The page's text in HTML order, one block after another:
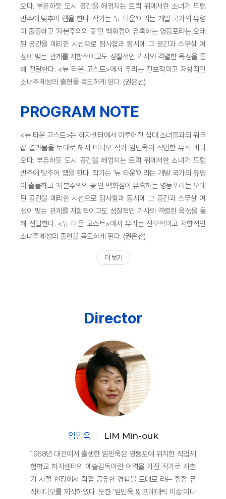
오다. 부유하듯 도시 공간을 헤엄치는 트럭 위에서한 소녀가 드럼
반주에 맞추어 랩을 한다. 작가는 ‘뉴 타운’이라는 개발 국가의 유령
이 출몰하고 ‘자본주의의 꽃’인 백화점이 유혹하는 영등포라는 오래
된 공간을 예리한 시선으로 탐사함과 동시에 그 공간과 스무살 여
성이 맺는 관계를 저항적이고도 성찰적인 가사와 격렬한 육성을 통
해 전달한다. <뉴 타운 고스트>에서 우리는 진보적이고 저항적인
소녀주체성의 출현을 목도하게 된다. (권은선)
PROGRAM NOTE
<뉴 타운 고스트>는 하자센터에서 이루어진 십대 소녀들과의 워크
샵 결과물을 토대로 해서 비디오 작가 임민욱이 작업한 뮤직 비디
오다. 부유하듯 도시 공간을 헤엄치는 트럭 위에서한 소녀가 드럼
반주에 맞추어 랩을 한다. 작가는 ‘뉴 타운’이라는 개발 국가의 유령
이 출몰하고 ‘자본주의의 꽃’인 백화점이 유혹하는 영등포라는 오래
된 공간을 예리한 시선으로 탐사함과 동시에 그 공간과 스무살 여
성이 맺는 관계를 저항적이고도 성찰적인 가사와 격렬한 육성을 통
해 전달한다. <뉴 타운 고스트>에서 우리는 진보적이고 저항적인
소녀주체성의 출현을 목도하게 된다. (권은선)
더 보기
Director
임민욱 LIM Min-ouk
1968년 대전에서 출생한 임민욱은 영등포에 위치한 직업체
험학교 하자센터의 예술감독이란 이력을 가진 작가로 사춘
기 시절 현장에서 직접 공유한 경험을 토대로 라는 힙합 뮤
직비디오를 제작하였다. 또한 ‘임민욱 & 프레데릭 미숑’이나